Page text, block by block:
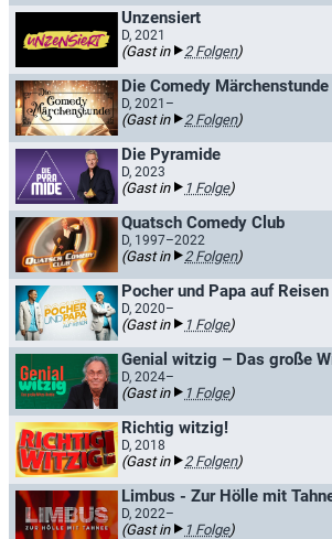
Unzensiert
D, 2021
(Gast in 2 Folgen)
Die Comedy Märchenstunde
D, 2021–
(Gast in 2 Folgen)
Die Pyramide
D, 2023
(Gast in 1 Folge)
Quatsch Comedy Club
D, 1997–2022
(Gast in 2 Folgen)
Pocher und Papa auf Reisen
D, 2020–
(Gast in 1 Folge)
Genial witzig – Das große
D, 2024–
(Gast in 1 Folge)
Richtig witzig!
D, 2018
(Gast in 2 Folgen)
Limbus - Zur Hölle mit
D, 2022–
(Gast in 1 Folge)